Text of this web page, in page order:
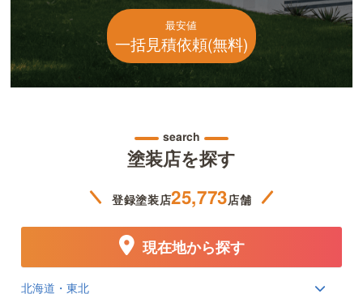
最安値
一括見積依頼(無料)
search
塗装店を探す
登録塗装店25,773店舗
北海道・東北
現在地から探す